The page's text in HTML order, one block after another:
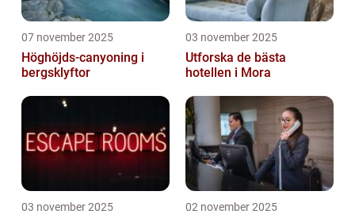
07 november 2025
Höghöjds-canyoning i
bergsklyftor
03 november 2025
Utforska de bästa
hotellen i Mora
03 november 2025 02 november 2025